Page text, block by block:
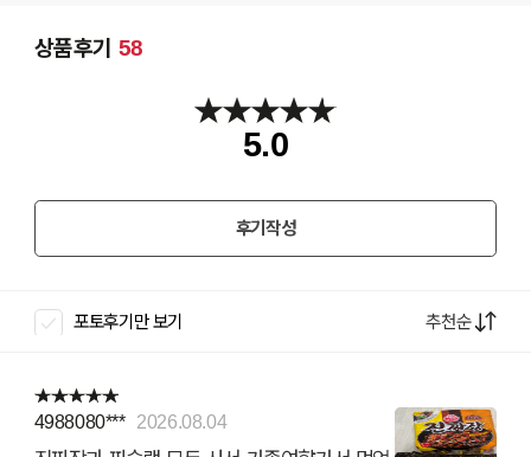
상품후기 58
5.0
후기작성
포토후기만 보기 추천순
4988080*** 2026.08.04